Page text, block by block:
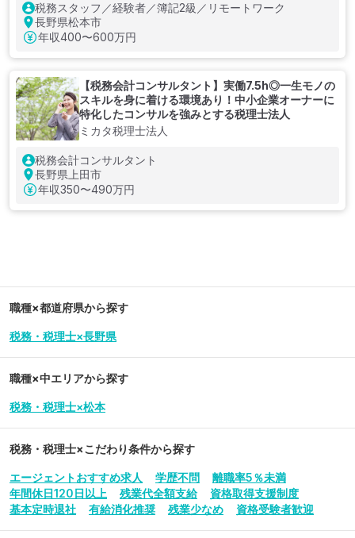
税務スタッフ／経験者／簿記2級／リモートワーク
長野県松本市
年収400〜600万円
【税務会計コンサルタント】実働7.5h◎一生モノの
スキルを身に着ける環境あり！中小企業オーナーに
特化したコンサルを強みとする税理士法人
ミカタ税理士法人
税務会計コンサルタント
長野県上田市
年収350〜490万円
職種×都道府県から探す
税務・税理士×長野県
職種×中エリアから探す
税務・税理士×松本
税務・税理士×こだわり条件から探す
エージェントおすすめ求人 学歴不問
離職率5％未満
年間休日120日以上
残業代全額支給
資格取得支援制度
基本定時退社
有給消化推奨 残業少なめ 資格受験者歓迎